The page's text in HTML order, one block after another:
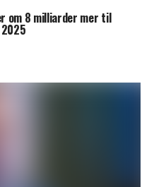
om 8 milliarder mer til